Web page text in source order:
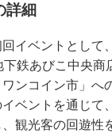
詳細
イベントとして
鉄あびこ中央商
ンコイン市」へ
ベントを通じて
観光客の回遊性